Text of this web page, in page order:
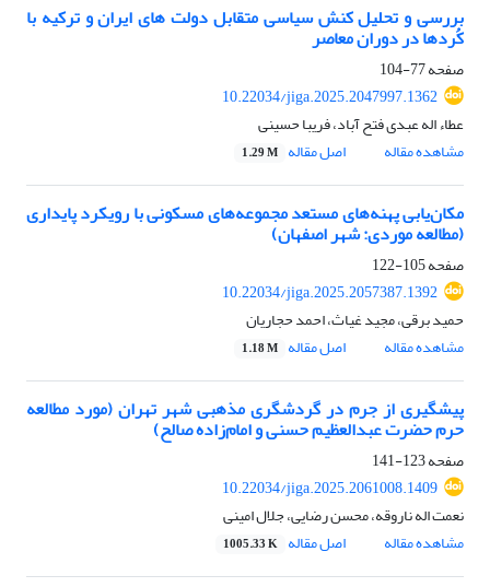
بررسی و تحلیل کنش سیاسی متقابل دولت‌ های ایران و ترکیه با
کُردها در دوران معاصر
صفحه77-104
10.22034/jiga.2025.2047997.1362
عطاء اله عبدی فتح آباد، فریبا حسینی
مشاهده مقاله
اصل مقاله 1.29 M
مکان‌یابی پهنه‌های مستعد مجموعه‌های مسکونی با رویکرد پایداری
(مطالعه موردی: شهر اصفهان)
صفحه105-122
10.22034/jiga.2025.2057387.1392
حمید برقی، مجید غیاث، احمد حجاریان
مشاهده مقاله
اصل مقاله 1.18 M
پیشگیری از جرم در گردشگری مذهبی شهر تهران (مورد مطالعه
حرم حضرت عبدالعظیم حسنی و امام‌زاده صالح)
صفحه123-141
10.22034/jiga.2025.2061008.1409
نعمت اله ناروقه، محسن رضایی، جلال امینی
مشاهده مقاله
اصل مقاله 1005.33 K